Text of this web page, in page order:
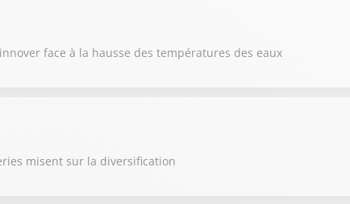
face à la hausse des températures des eaux
misent sur la diversification